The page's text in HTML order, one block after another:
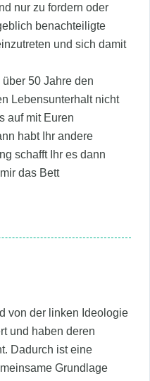
nur zu fordern oder
benachteiligte
und sich damit
50 Jahre den
Lebensunterhalt nicht
auf mit Euren
habt Ihr andere
schafft Ihr es dann
das Bett
von der linken Ideologie
und haben deren
Dadurch ist eine
Grundlage